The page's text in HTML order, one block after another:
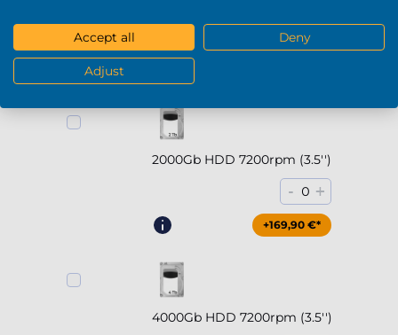
- 0
2000Gb HDD 7200rpm (3.5'')
- 0 +
+169,90 €*
4000Gb HDD 7200rpm (3.5'')
Accept all Deny
Adjust